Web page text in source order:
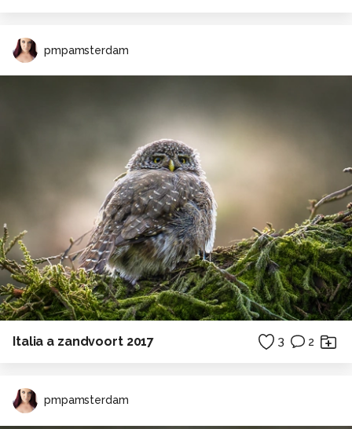
pmpamsterdam
Italia a zandvoort 2017 3 2
pmpamsterdam